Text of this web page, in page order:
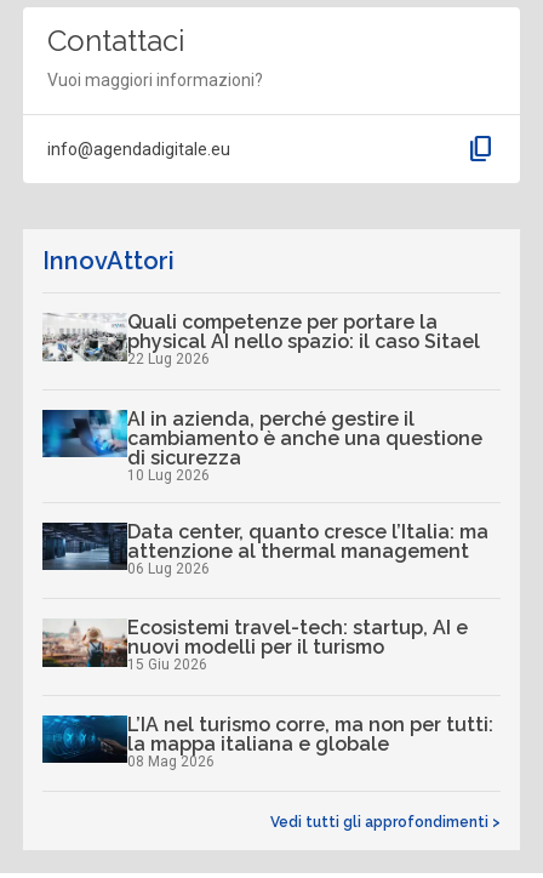
Contattaci
Vuoi maggiori informazioni?
info@agendadigitale.eu content_copy
InnovAttori
Quali competenze per portare la
physical AI nello spazio: il caso Sitael
22 Lug 2026
AI in azienda, perché gestire il
cambiamento è anche una questione
di sicurezza
10 Lug 2026
Data center, quanto cresce l’Italia: ma
attenzione al thermal management
06 Lug 2026
Ecosistemi travel-tech: startup, AI e
nuovi modelli per il turismo
15 Giu 2026
L’IA nel turismo corre, ma non per tutti:
la mappa italiana e globale
08 Mag 2026
Vedi tutti gli approfondimenti >